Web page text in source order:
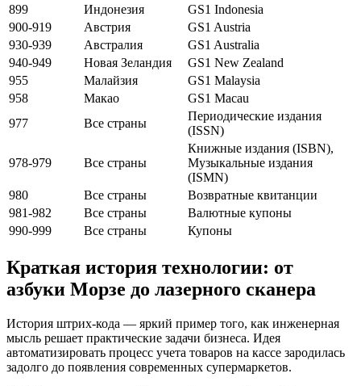
899
Индонезия
GS1 Indonesia
900-919
Австрия
GS1 Austria
930-939
Австралия
GS1 Australia
940-949
Новая Зеландия
GS1 New Zealand
955
Малайзия
GS1 Malaysia
958
Макао
GS1 Macau
977
Все страны
Периодические издания
(ISSN)
978-979 Все страны
Книжные издания (ISBN),
Музыкальные издания
(ISMN)
980
Все страны
Возвратные квитанции
981-982
Все страны
Валютные купоны
990-999
Все страны Купоны
Краткая история технологии: от
азбуки Морзе до лазерного сканера
История штрих-кода — яркий пример того, как инженерная
мысль решает практические задачи бизнеса. Идея
автоматизировать процесс учета товаров на кассе зародилась
задолго до появления современных супермаркетов.